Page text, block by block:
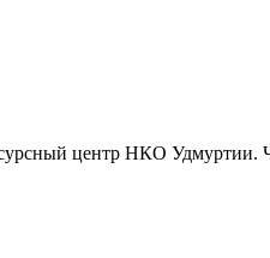
центр НКО Удмуртии.